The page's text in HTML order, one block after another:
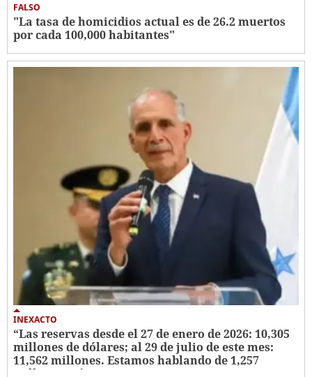
FALSO
"La tasa de homicidios actual es de 26.2 muertos
por cada 100,000 habitantes"
INEXACTO
“Las reservas desde el 27 de enero de 2026: 10,305
millones de dólares; al 29 de julio de este mes:
11,562 millones. Estamos hablando de 1,257
millones más en reservas”